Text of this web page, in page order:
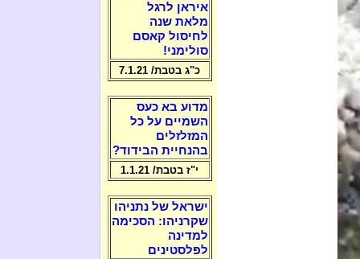
איראן לרגל
מלאת שנה
לחיסול קאסם
סולימני!
כ"ג בטבת/ 7.1.21
מדוע בא כעס
השמיים על כל
המזלזלים
בהנחיית הבידוד?
י"ז בטבת/ 1.1.21
ישראל של נתניהו
שקרניהו: הסכימה
למדינה
לפלסטינים